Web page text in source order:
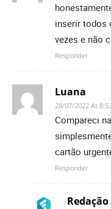
inserir todos
vezes e não
Responder
Luana
28/07/2022 At
Compareci
cartão
Responder
Redação